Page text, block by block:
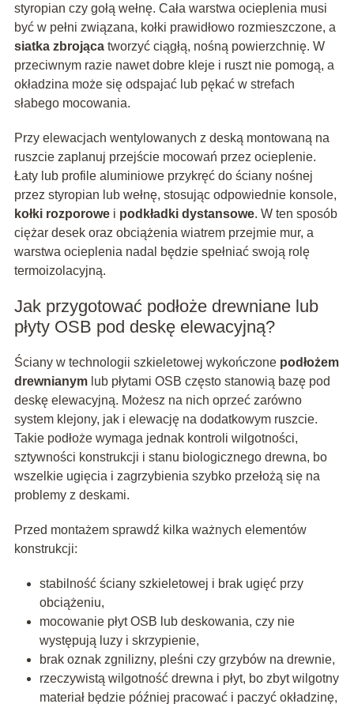
styropian czy gołą wełnę. Cała warstwa ocieplenia musi
być w pełni związana, kołki prawidłowo rozmieszczone, a
siatka zbrojącatworzyć ciągłą, nośną powierzchnię. W
przeciwnym razie nawet dobre kleje i ruszt nie pomogą, a
okładzina może się odspajać lub pękać w strefach
słabego mocowania.
Przy elewacjach wentylowanych z deską montowaną na
ruszcie zaplanuj przejście mocowań przez ocieplenie.
Łaty lub profile aluminiowe przykręć do ściany nośnej
przez styropian lub wełnę, stosując odpowiednie konsole,
kołki rozporowei podkładki dystansowe. W ten sposób
ciężar desek oraz obciążenia wiatrem przejmie mur, a
warstwa ocieplenia nadal będzie spełniać swoją rolę
termoizolacyjną.
Jak przygotować podłoże drewniane lub
płyty OSB pod deskę elewacyjną?
Ściany w technologii szkieletowej wykończone podłożem
drewnianymlub płytami OSB często stanowią bazę pod
deskę elewacyjną. Możesz na nich oprzeć zarówno
system klejony, jak i elewację na dodatkowym ruszcie.
Takie podłoże wymaga jednak kontroli wilgotności,
sztywności konstrukcji i stanu biologicznego drewna, bo
wszelkie ugięcia i zagrzybienia szybko przełożą się na
problemy z deskami.
Przed montażem sprawdź kilka ważnych elementów
konstrukcji:
stabilność ściany szkieletowej i brak ugięć przy
obciążeniu,
mocowanie płyt OSB lub deskowania, czy nie
występują luzy i skrzypienie,
brak oznak zgnilizny, pleśni czy grzybów na drewnie,
rzeczywistą wilgotność drewna i płyt, bo zbyt wilgotny
materiał będzie później pracować i paczyć okładzinę,